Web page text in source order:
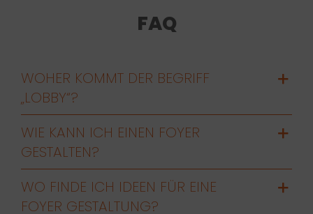
FAQ
WOHER KOMMT DER BEGRIFF
„LOBBY“?
WIE KANN ICH EINEN FOYER
GESTALTEN?
WO FINDE ICH IDEEN FÜR EINE
FOYER GESTALTUNG?